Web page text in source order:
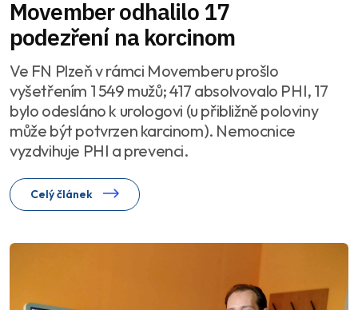
Movember odhalilo 17
podezření na korcinom
Ve FN Plzeň v rámci Movemberu prošlo
vyšetřením 1 549 mužů; 417 absolvovalo PHI, 17
bylo odesláno k urologovi (u přibližně poloviny
může být potvrzen karcinom). Nemocnice
vyzdvihuje PHI a prevenci.
Celý článek